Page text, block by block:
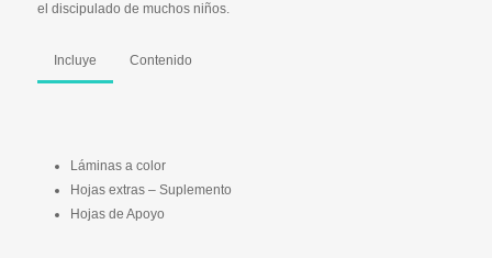
el discipulado de muchos niños.
Incluye Contenido
Láminas a color
Hojas extras – Suplemento
Hojas de Apoyo